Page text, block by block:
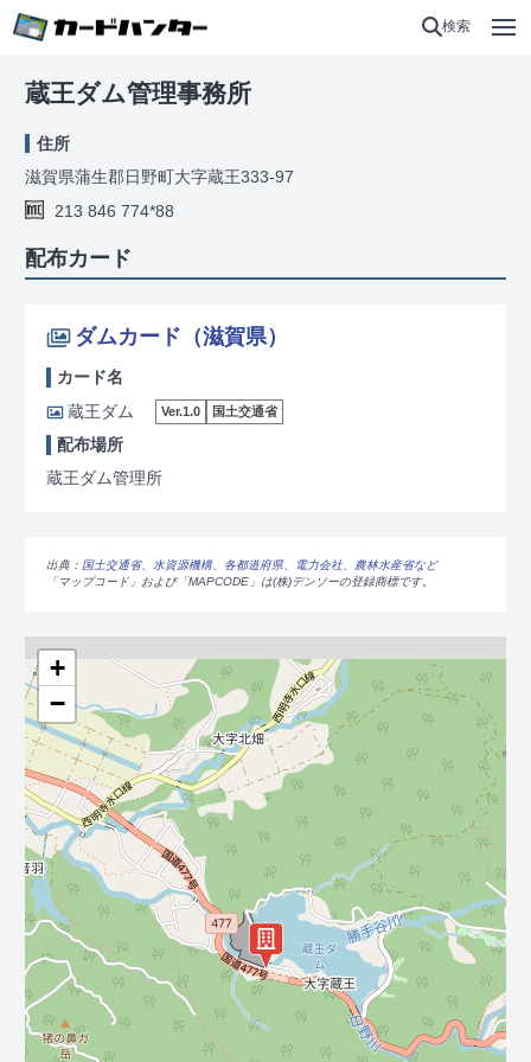
検索
蔵王ダム管理事務所
住所
滋賀県蒲生郡日野町大字蔵王333-97
213 846 774*88
配布カード
ダムカード（滋賀県）
カード名
蔵王ダム
Ver.1.0 国土交通省
配布場所
蔵王ダム管理所
出典： 国土交通省、水資源機構、各都道府県、電力会社、農林水産省など
「マップコード」および「MAPCODE」は(株)デンソーの登録商標です。
+
−